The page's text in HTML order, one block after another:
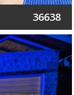
36638